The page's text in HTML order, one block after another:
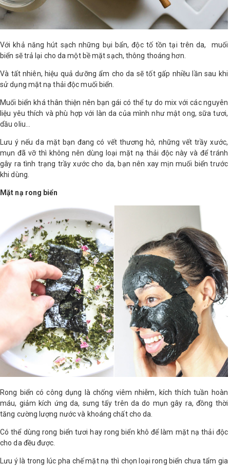
Với khả năng hút sạch những bụi bẩn, độc tố tồn tại trên da, muối
biển sẽ trả lại cho da một bề mặt sạch, thông thoáng hơn.
Và tất nhiên, hiệu quả dưỡng ẩm cho da sẽ tốt gấp nhiều lần sau khi
sử dụng mặt nạ thải độc muối biển.
Muối biển khá thân thiện nên bạn gái có thể tự do mix với các nguyên
liệu yêu thích và phù hợp với làn da của mình như mật ong, sữa tươi,
dầu oliu...
Lưu ý nếu da mặt bạn đang có vết thương hở, những vết trầy xước,
mụn đã vỡ thì không nên dùng loại mặt nạ thải độc này và để tránh
gây ra tình trạng trầy xước cho da, bạn nên xay mịn muối biển trước
khi dùng.
Mặt nạ rong biển
Rong biển có công dụng là chống viêm nhiễm, kích thích tuần hoàn
máu, giảm kích ứng da, sưng tấy trên da do mụn gây ra, đồng thời
tăng cường lượng nước và khoáng chất cho da.
Có thể dùng rong biển tươi hay rong biển khô để làm mặt nạ thải độc
cho da đều được.
Lưu ý là trong lúc pha chế mặt nạ thì chọn loại rong biển chưa tẩm gia